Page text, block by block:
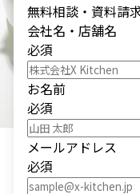
無料相談・資料請
会社名・店舗名
必須
お名前
必須
メールアドレス
必須